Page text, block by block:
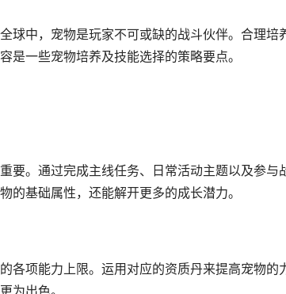
球中，宠物是玩家不可或缺的战斗伙伴。合理
是一些宠物培养及技能选择的策略要点。
要。通过完成主线任务、日常活动主题以及参
的基础属性，还能解开更多的成长潜力。
各项能力上限。运用对应的资质丹来提高宠物的